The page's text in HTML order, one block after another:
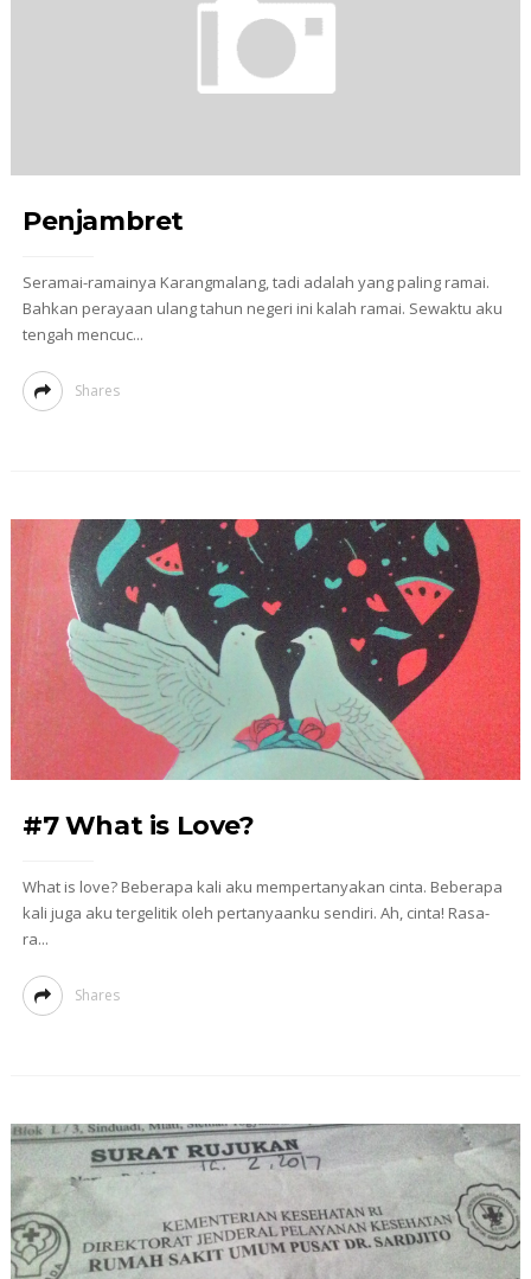
Penjambret
Seramai-ramainya Karangmalang, tadi adalah yang paling ramai.
Bahkan perayaan ulang tahun negeri ini kalah ramai. Sewaktu aku
tengah mencuc...
Shares
#7 What is Love?
What is love? Beberapa kali aku mempertanyakan cinta. Beberapa
kali juga aku tergelitik oleh pertanyaanku sendiri. Ah, cinta! Rasa-
ra...
Shares